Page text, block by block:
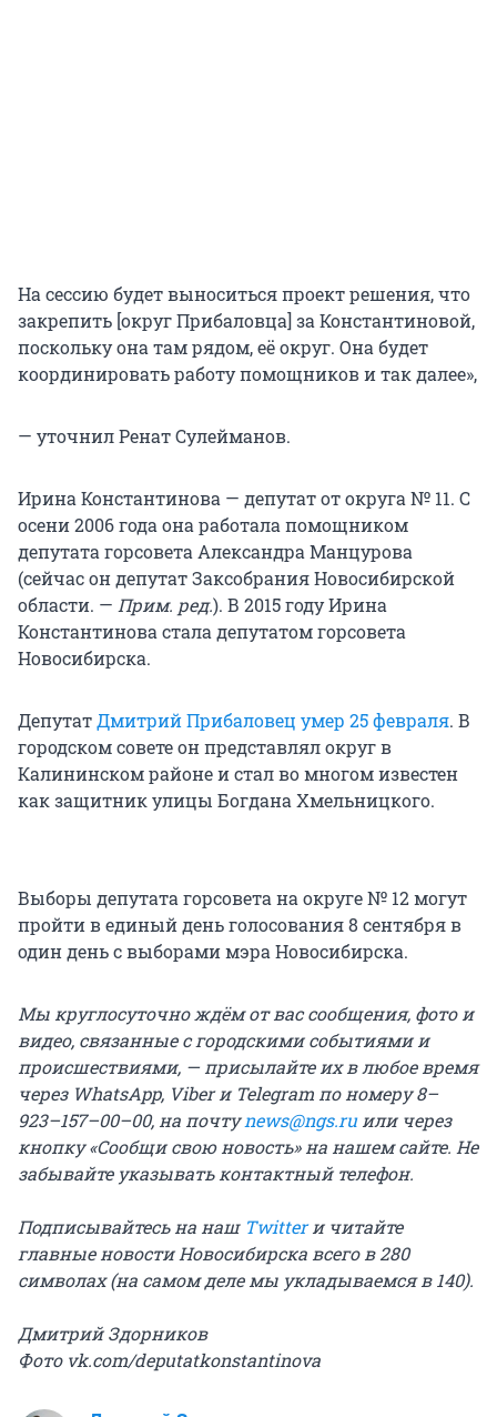
На сессию будет выноситься проект решения, что
закрепить [округ Прибаловца] за Константиновой,
поскольку она там рядом, её округ. Она будет
координировать работу помощников и так далее»,
— уточнил Ренат Сулейманов.
Ирина Константинова — депутат от округа № 11. С
осени 2006 года она работала помощником
депутата горсовета Александра Манцурова
(сейчас он депутат Заксобрания Новосибирской
области. — Прим. ред.). В 2015 году Ирина
Константинова стала депутатом горсовета
Новосибирска.
ДепутатДмитрий Прибаловец умер 25 февраля. В
городском совете он представлял округ в
Калининском районе и стал во многом известен
как защитник улицы Богдана Хмельницкого.
Выборы депутата горсовета на округе № 12 могут
пройти в единый день голосования 8 сентября в
один день с выборами мэра Новосибирска.
Мы круглосуточно ждём от вас сообщения, фото и
видео, связанные с городскими событиями и
происшествиями, — присылайте их в любое время
через WhatsApp, Viber и Telegram по номеру 8–
923–157–00–00, на почтуnews@ngs.ruили через
кнопку «Сообщи свою новость» на нашем сайте. Не
забывайте указывать контактный телефон.
Подписывайтесь на наш Twitterи читайте
главные новости Новосибирска всего в 280
символах (на самом деле мы укладываемся в 140).
Дмитрий Здорников
Фото vk.com/deputatkonstantinova